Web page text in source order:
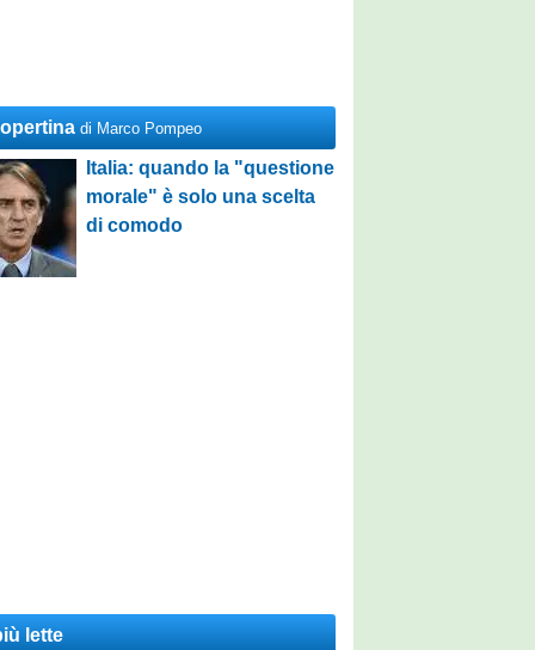
di Marco Pompeo
Italia: quando la "questione
morale" è solo una scelta
di comodo
lette